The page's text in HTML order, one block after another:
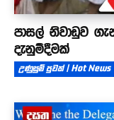
පාසල් නිවාඩුව
දැනුම්දීමක්
උණුසුම් පුවත් | Hot News